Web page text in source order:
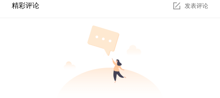
有被建造或设计出来，但已经投入了真金白银。
看待购买虚拟地产行为的一种方式就是，这就像是购买一
个域名，或者抢先获得一个好的社交媒体用户名。如果说
电子邮件是我们在 Web 1 中的“家”，而社交平台 (如 Fac
精彩评论 发表评论